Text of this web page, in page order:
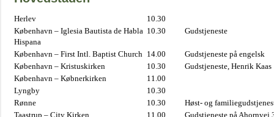
Herlev
10.30
København – Iglesia Bautista de Habla
Hispana
10.30 Gudstjeneste
København – First Intl. Baptist Church 14.00
Gudstjeneste på engelsk
København – Kristuskirken
10.30
Gudstjeneste, Henrik Kaas
København – Købnerkirken
11.00
Lyngby
10.30
Rønne
10.30
Høst- og
Taastrup – City Kirken
11.00 Gudstjeneste på Ahornvej